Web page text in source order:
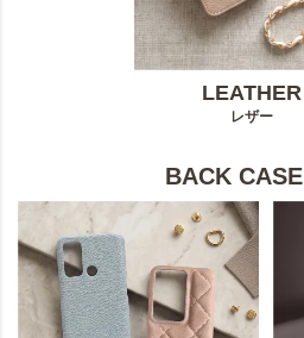
LEATHER
レザー
BACK CASE